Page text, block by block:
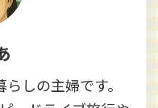
しの主婦です。